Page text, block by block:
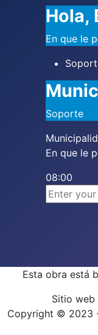
Hola,
En que le
Soporte
En que le
08:00
Esta obra está
Sitio
Copyright © 2023